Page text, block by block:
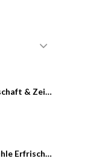
Lachen, Leidenschaft & Zeit: Joël von Mutzenbecher im Brotcast #7
Heisse Tage, kühle Erfrischung